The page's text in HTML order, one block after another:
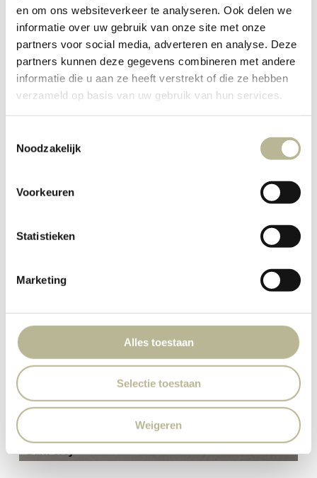
en om ons websiteverkeer te analyseren. Ook delen we
informatie over uw gebruik van onze site met onze
partners voor social media, adverteren en analyse. Deze
partners kunnen deze gegevens combineren met andere
informatie die u aan ze heeft verstrekt of die ze hebben
verzameld op basis van uw gebruik van hun services.
Noodzakelijk
Voorkeuren
Statistieken
Marketing
Alles toestaan
Selectie toestaan
Weigeren
Diverse kleuren van Detroit,
wand- en vloertegel.
neutrale kleuren.